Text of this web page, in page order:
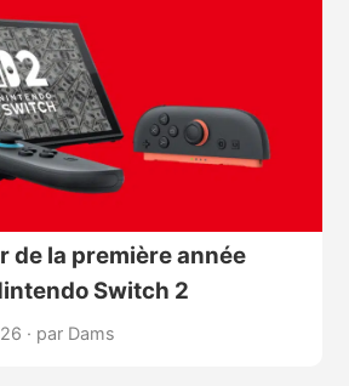
de la première année
Switch 2
· par Dams